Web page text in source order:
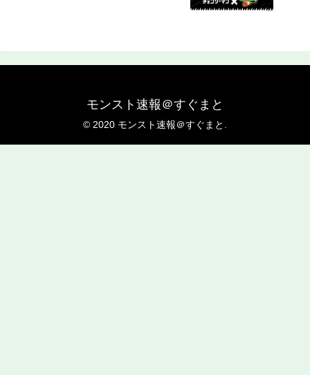
モンスト速報＠すぐまと
© 2020 モンスト速報＠すぐまと.